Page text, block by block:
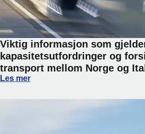
Viktig informasjon som
kapasitetsutfordringer og
transport mellom Norge og
Viktig informasjon som gjelder
Les mer